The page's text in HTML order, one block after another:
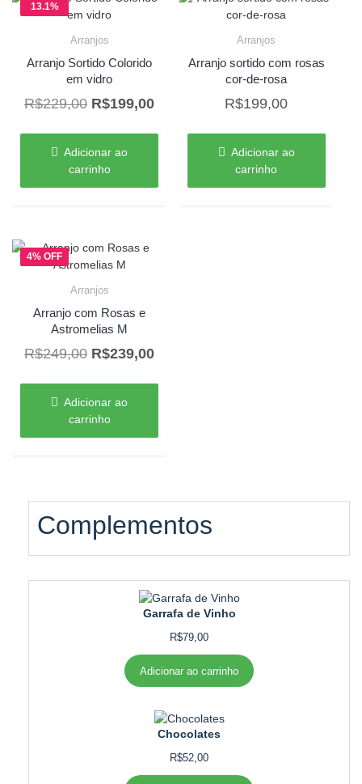
13.1%
Arranjos
Arranjo Sortido Colorido
em vidro
R$229,00 O
original
era:
R$229,00.
R$199,00O
R$199,00.
Adicionar ao
carrinho
Arranjos
Arranjo sortido com rosas
cor-de-rosa
R$199,00
Adicionar ao
carrinho
4% OFF
Arranjos
Arranjo com Rosas e
Astromelias M
R$249,00 O
original
era:
R$249,00.
R$239,00O
R$239,00.
Adicionar ao
carrinho
Complementos
Garrafa de Vinho
R$79,00
Adicionar ao carrinho
Chocolates
R$52,00